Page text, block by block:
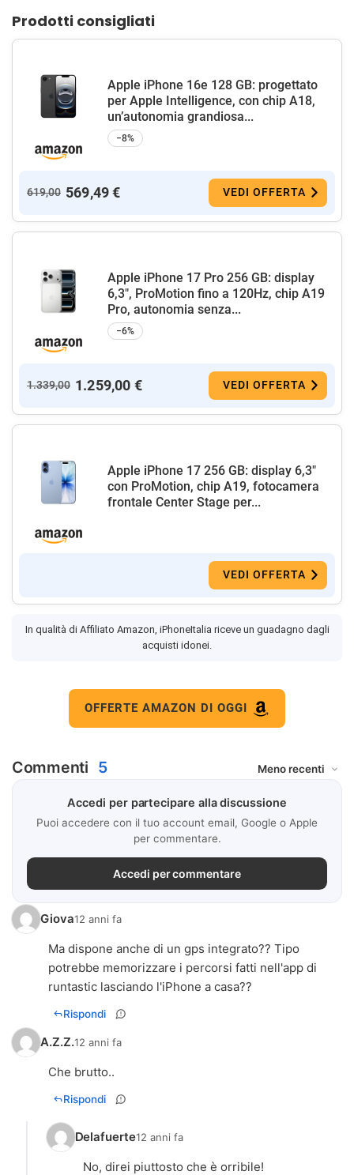
Prodotti consigliati
Apple iPhone 16e 128 GB: progettato
per Apple Intelligence, con chip A18,
un’autonomia grandiosa...
−8%
619,00 569,49 € VEDI OFFERTA
Apple iPhone 17 Pro 256 GB: display
6,3", ProMotion fino a 120Hz, chip A19
Pro, autonomia senza...
−6%
1.339,00 1.259,00 € VEDI OFFERTA
Apple iPhone 17 256 GB: display 6,3"
con ProMotion, chip A19, fotocamera
frontale Center Stage per...
VEDI OFFERTA
In qualità di Affiliato Amazon, iPhoneItalia riceve un guadagno dagli
acquisti idonei.
OFFERTE AMAZON DI OGGI
Commenti 5
Accedi per partecipare alla discussione
Puoi accedere con il tuo account email, Google o Apple
per commentare.
Accedi per commentare
Giova12 anni fa
Ma dispone anche di un gps integrato?? Tipo
potrebbe memorizzare i percorsi fatti nell'app di
runtastic lasciando l'iPhone a casa??
Rispondi
A.Z.Z.12 anni fa
Che brutto..
Rispondi
Delafuerte12 anni fa
No, direi piuttosto che è orribile!